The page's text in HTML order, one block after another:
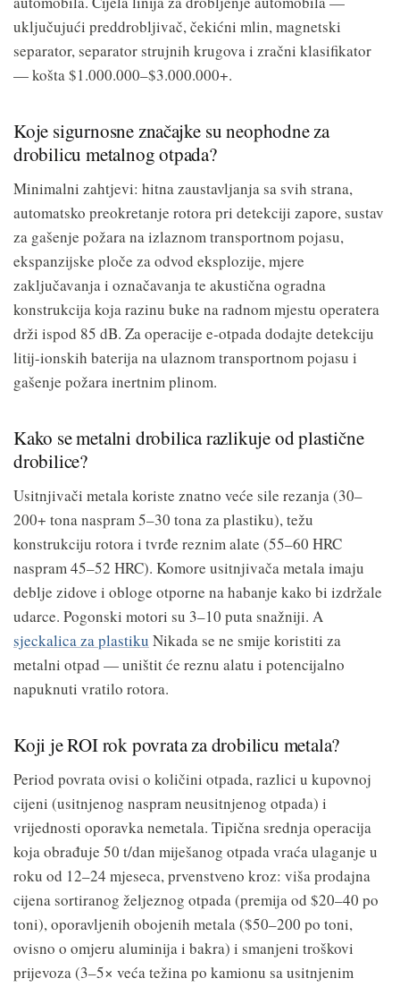
uključujući preddrobljivač, čekićni mlin, magnetski
separator, separator strujnih krugova i zračni klasifikator
— košta $1.000.000–$3.000.000+.
Koje sigurnosne značajke su neophodne za
drobilicu metalnog otpada?
Minimalni zahtjevi: hitna zaustavljanja sa svih strana,
automatsko preokretanje rotora pri detekciji zapore, sustav
za gašenje požara na izlaznom transportnom pojasu,
ekspanzijske ploče za odvod eksplozije, mjere
zaključavanja i označavanja te akustična ogradna
konstrukcija koja razinu buke na radnom mjestu operatera
drži ispod 85 dB. Za operacije e-otpada dodajte detekciju
litij-ionskih baterija na ulaznom transportnom pojasu i
gašenje požara inertnim plinom.
Kako se metalni drobilica razlikuje od plastične
drobilice?
Usitnjivači metala koriste znatno veće sile rezanja (30–
200+ tona naspram 5–30 tona za plastiku), težu
konstrukciju rotora i tvrđe reznim alate (55–60 HRC
naspram 45–52 HRC). Komore usitnjivača metala imaju
deblje zidove i obloge otporne na habanje kako bi izdržale
udarce. Pogonski motori su 3–10 puta snažniji. A
sjeckalica za plastiku Nikada se ne smije koristiti za
metalni otpad — uništit će reznu alatu i potencijalno
napuknuti vratilo rotora.
Koji je ROI rok povrata za drobilicu metala?
Period povrata ovisi o količini otpada, razlici u kupovnoj
cijeni (usitnjenog naspram neusitnjenog otpada) i
vrijednosti oporavka nemetala. Tipična srednja operacija
koja obrađuje 50 t/dan miješanog otpada vraća ulaganje u
roku od 12–24 mjeseca, prvenstveno kroz: viša prodajna
cijena sortiranog željeznog otpada (premija od $20–40 po
toni), oporavljenih obojenih metala ($50–200 po toni,
ovisno o omjeru aluminija i bakra) i smanjeni troškovi
prijevoza (3–5× veća težina po kamionu sa usitnjenim